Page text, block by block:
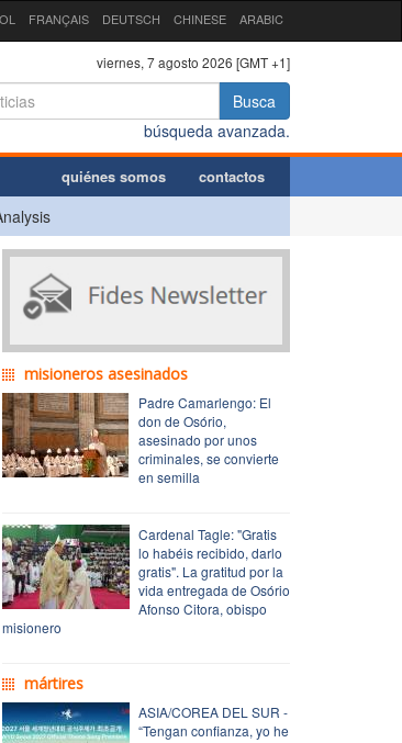
FRANÇAIS DEUTSCH CHINESE ARABIC
viernes, 7 agosto 2026 [GMT +1]
Busca
búsqueda avanzada.
quiénes somos contactos
misioneros asesinados
Padre Camarlengo: El
don de Osório,
asesinado por unos
criminales, se convierte
en semilla
Cardenal Tagle: "Gratis
lo habéis recibido, darlo
gratis". La gratitud por la
vida entregada de Osório
Afonso Citora, obispo
misionero
mártires
ASIA/COREA DEL SUR -
“Tengan confianza, yo he